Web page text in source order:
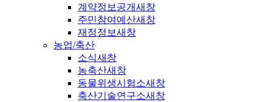
계약정보공개새창
주민참여예산새창
재정정보새창
농업/축산
소식새창
농축산새창
동물위생시험소새창
축산기술연구소새창